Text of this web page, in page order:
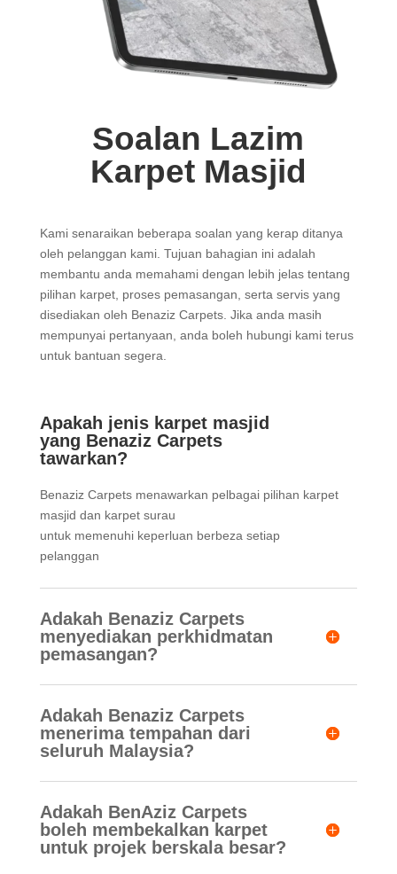
Soalan Lazim
Karpet Masjid
Kami senaraikan beberapa soalan yang kerap ditanya
oleh pelanggan kami. Tujuan bahagian ini adalah
membantu anda memahami dengan lebih jelas tentang
pilihan karpet, proses pemasangan, serta servis yang
disediakan oleh Benaziz Carpets. Jika anda masih
mempunyai pertanyaan, anda boleh hubungi kami terus
untuk bantuan segera.
Apakah jenis karpet masjid
yang Benaziz Carpets
tawarkan?
Benaziz Carpets menawarkan pelbagai pilihan karpet
masjid dan karpet surau
untuk memenuhi keperluan berbeza setiap
pelanggan
Adakah Benaziz Carpets
menyediakan perkhidmatan
pemasangan?
Adakah Benaziz Carpets
menerima tempahan dari
seluruh Malaysia?
Adakah BenAziz Carpets
boleh membekalkan karpet
untuk projek berskala besar?